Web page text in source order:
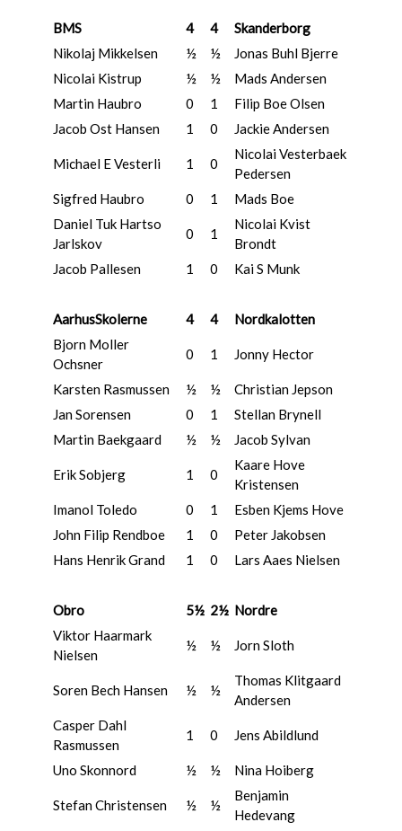
BMS 4 4
Skanderborg
Nikolaj Mikkelsen
½ ½
Jonas Buhl Bjerre
Nicolai Kistrup
½ ½
Mads Andersen
Martin Haubro
0 1
Filip Boe Olsen
Jacob Ost Hansen
1 0 Jackie Andersen
Michael E Vesterli 1 0
Nicolai Vesterbaek
Pedersen
Sigfred Haubro
0 1
Mads Boe
Daniel Tuk Hartso
Jarlskov
0 1
Nicolai Kvist
Brondt
Jacob Pallesen
1 0 Kai S Munk
AarhusSkolerne 4 4
Nordkalotten
Bjorn Moller
Ochsner
0 1 Jonny Hector
Karsten Rasmussen ½ ½
Christian Jepson
Jan Sorensen
0 1
Stellan Brynell
Martin Baekgaard
½ ½ Jacob Sylvan
Erik Sobjerg 1 0
Kaare Hove
Kristensen
Imanol Toledo
0 1
Esben Kjems Hove
John Filip Rendboe
1 0
Peter Jakobsen
Hans Henrik Grand
1 0 Lars Aaes Nielsen
Obro 5½ 2½ Nordre
Viktor Haarmark
Nielsen
½ ½ Jorn Sloth
Soren Bech Hansen ½ ½
Thomas Klitgaard
Andersen
Casper Dahl
Rasmussen
1 0 Jens Abildlund
Uno Skonnord ½ ½ Nina Hoiberg
Stefan Christensen ½ ½
Benjamin
Hedevang